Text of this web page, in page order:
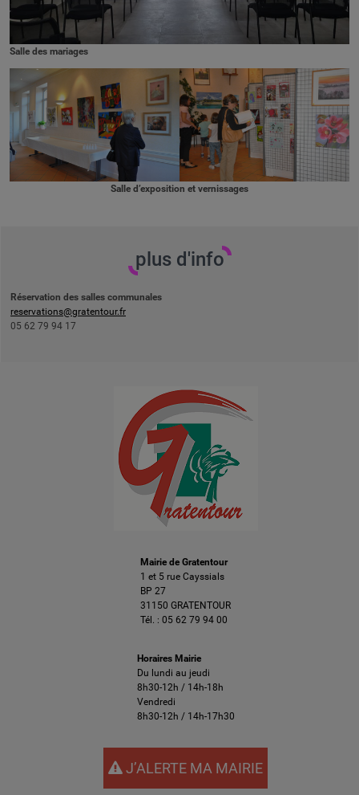
Salle des mariages
Salle d’exposition et vernissages
plus d'info
Réservation des salles communales
reservations@gratentour.fr
05 62 79 94 17
Mairie de Gratentour
1 et 5 rue Cayssials
BP 27
31150 GRATENTOUR
Tél. : 05 62 79 94 00
Horaires Mairie
Du lundi au jeudi
8h30-12h / 14h-18h
Vendredi
8h30-12h / 14h-17h30
J’ALERTE MA MAIRIE